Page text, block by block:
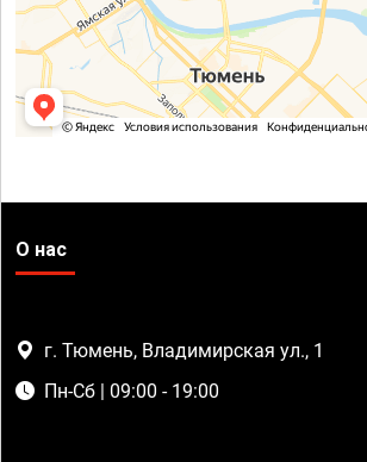
О нас
г. Тюмень, Владимирская ул., 1
Пн-Сб | 09:00 - 19:00